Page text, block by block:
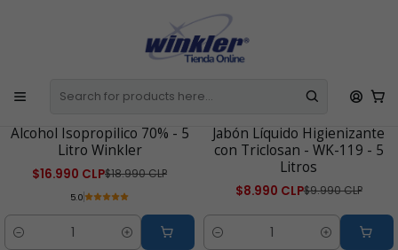
Todos los Productos incluyen IVA La Factura o Boleta se emite de
Alcohol Isopropilico 70% - 5
Litro Winkler
$16.990 CLP$18.990 CLP
5.0
Cantidad
Jabón Líquido Higienizante
con Triclosan - WK-119 - 5
Litros
$8.990 CLP$9.990 CLP
Cantidad